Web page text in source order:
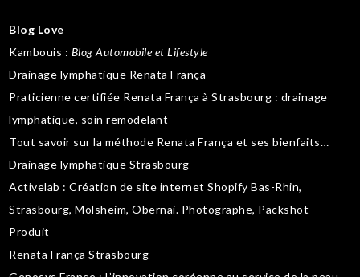
Blog Love
Kambouis : Blog Automobile et Lifestyle
Drainage lymphatique Renata França
Praticienne certifiée Renata França à Strasbourg : drainage
lymphatique, soin remodelant
Tout savoir sur la méthode Renata França et ses bienfaits…
Drainage lymphatique Strasbourg
Activelab : Création de site internet Shopify Bas-Rhin,
Strasbourg, Molsheim, Obernai. Photographe, Packshot
Produit
Renata França Strasbourg